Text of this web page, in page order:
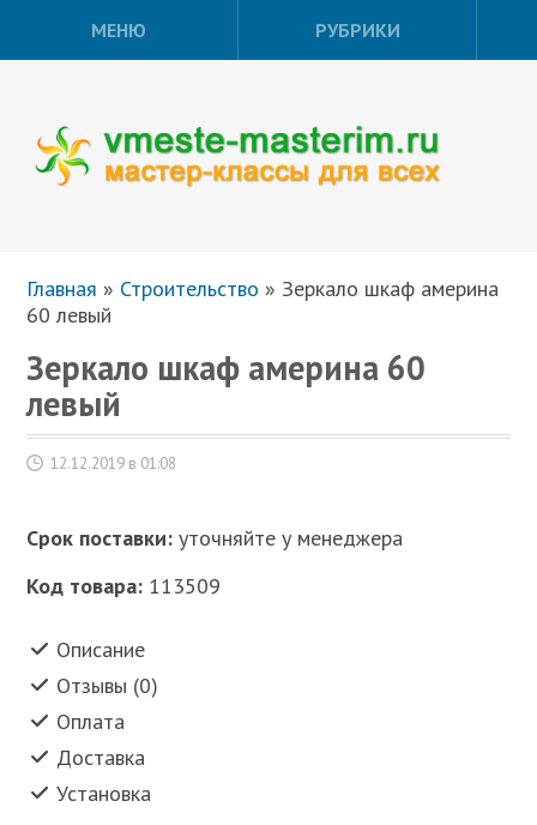
МЕНЮ РУБРИКИ
Главная » Строительство » Зеркало шкаф америна
60 левый
Зеркало шкаф америна 60
левый
12.12.2019 в 01:08
Срок поставки: уточняйте у менеджера
Код товара: 113509
Описание
Отзывы (0)
Оплата
Доставка
Установка